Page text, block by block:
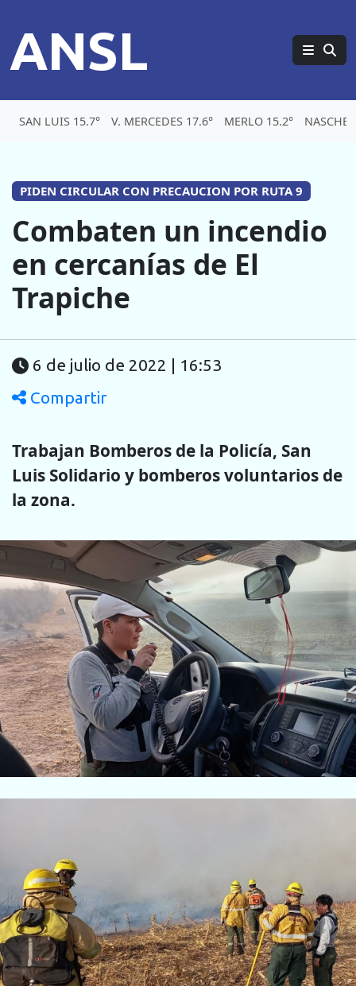
ANSL
SAN LUIS 15.7° V. MERCEDES 17.6° MERLO 15.2°
PIDEN CIRCULAR CON PRECAUCION POR RUTA 9
Combaten un incendio
en cercanías de El
Trapiche
6 de julio de 2022 | 16:53
Compartir
Trabajan Bomberos de la Policía, San
Luis Solidario y bomberos voluntarios de
la zona.